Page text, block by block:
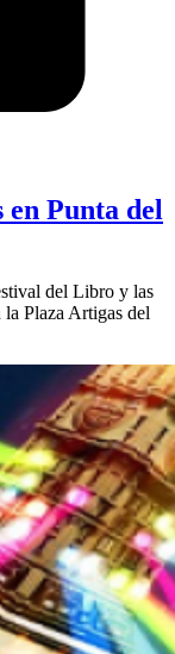
Punta del
del Libro y las
la Plaza Artigas del